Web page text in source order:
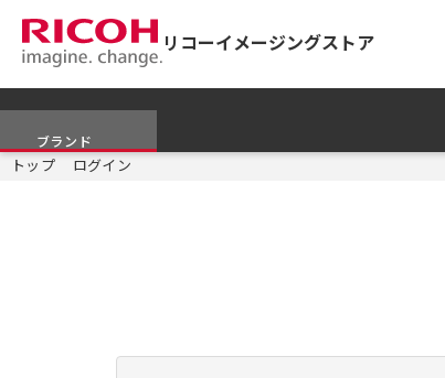
リコーイメージングストア
ブランド
トップ ログイン